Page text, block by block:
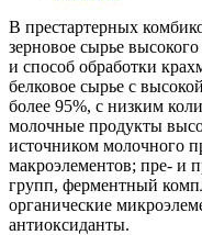
В престартерных
зерновое сырье
и способ обработки
белковое сырье с
более 95%, с низким
молочные продукты
источником молочного
макроэлементов; пре- и
групп, ферментный
органические
антиоксиданты.